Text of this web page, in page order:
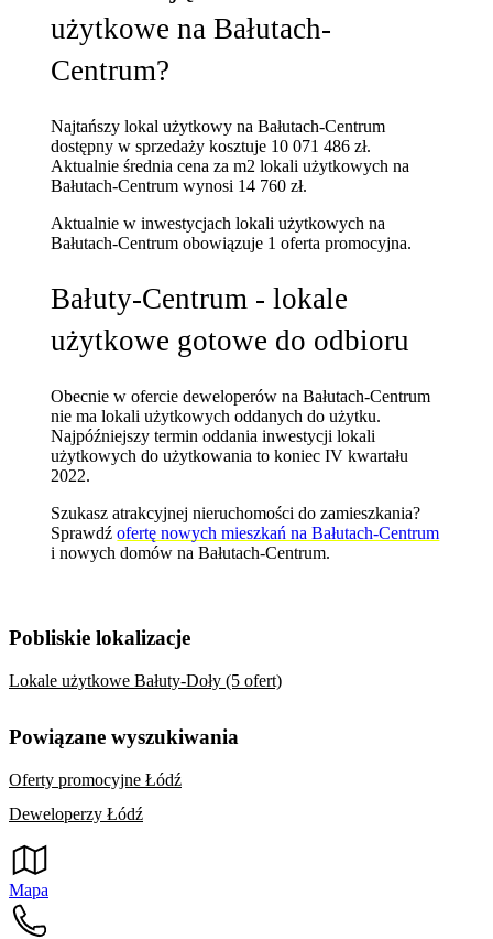
użytkowe na Bałutach-
Centrum?
Najtańszy lokal użytkowy na Bałutach-Centrum
dostępny w sprzedaży kosztuje 10 071 486 zł.
Aktualnie średnia cena za m2 lokali użytkowych na
Bałutach-Centrum wynosi 14 760 zł.
Aktualnie w inwestycjach lokali użytkowych na
Bałutach-Centrum obowiązuje 1 oferta promocyjna.
Bałuty-Centrum - lokale
użytkowe gotowe do odbioru
Obecnie w ofercie deweloperów na Bałutach-Centrum
nie ma lokali użytkowych oddanych do użytku.
Najpóźniejszy termin oddania inwestycji lokali
użytkowych do użytkowania to koniec IV kwartału
2022.
Szukasz atrakcyjnej nieruchomości do zamieszkania?
Sprawdźofertę nowych mieszkań na Bałutach-Centrum
inowych domów na Bałutach-Centrum.
Pobliskie lokalizacje
Lokale użytkowe Bałuty-Doły (5 ofert)
Powiązane wyszukiwania
Oferty promocyjne Łódź
Deweloperzy Łódź
Mapa